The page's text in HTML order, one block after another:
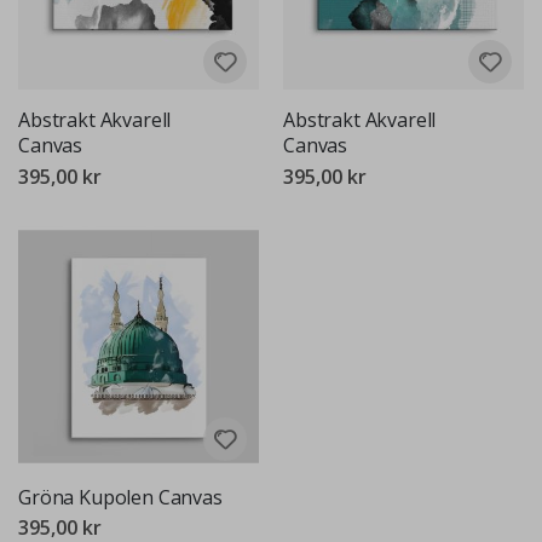
Abstrakt Akvarell
Canvas
395,00 kr
Abstrakt Akvarell
Canvas
395,00 kr
Gröna Kupolen Canvas
395,00 kr